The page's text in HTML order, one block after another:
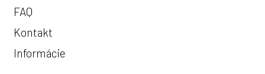
FAQ
Kontakt
Informácie